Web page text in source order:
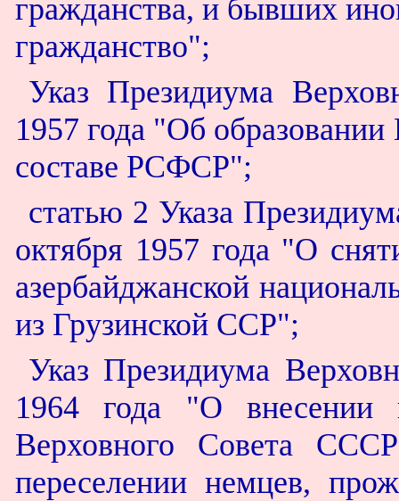
гражданства, и бывших
гражданство";
Указ Президиума
1957 года "Об
составе РСФСР";
статью 2 Указа
октября 1957 года "О
азербайджанской
из Грузинской ССР";
Указ Президиума
1964 года "О внесении
Верховного Совета
переселении немцев,